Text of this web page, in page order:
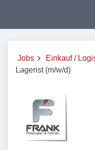
Jobs
Einkauf /
Lagerist (m/w/d)